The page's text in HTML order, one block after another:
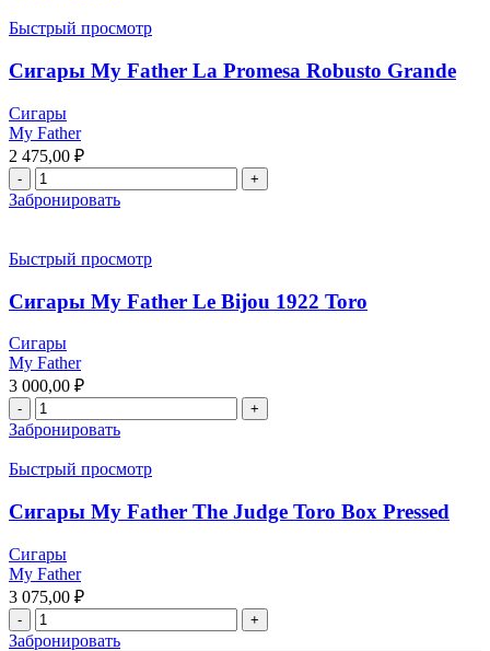
Быстрый просмотр
Сигары My Father La Promesa Robusto Grande
Сигары
My Father
2 475,00 ₽
Забронировать
Быстрый просмотр
Сигары My Father Le Bijou 1922 Toro
Сигары
My Father
3 000,00 ₽
Забронировать
Быстрый просмотр
Сигары My Father The Judge Toro Box Pressed
Сигары
My Father
3 075,00 ₽
Забронировать